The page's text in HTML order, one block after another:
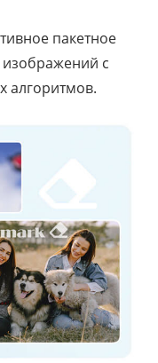
пакетное
изображений с
алгоритмов.